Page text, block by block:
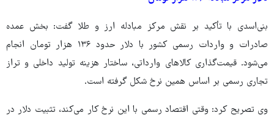
بنی‌اسدی با تأکید بر نقش مرکز مبادله ارز و طلا گفت: بخش عمده
صادرات و واردات رسمی کشور با دلار حدود ۱۳۶ هزار تومان انجام
می‌شود. قیمت‌گذاری کالاهای وارداتی، ساختار هزینه تولید داخلی و تراز
تجاری رسمی بر اساس همین نرخ شکل گرفته است.
وی تصریح کرد: وقتی اقتصاد رسمی با این نرخ کار می‌کند، تثبیت دلار در